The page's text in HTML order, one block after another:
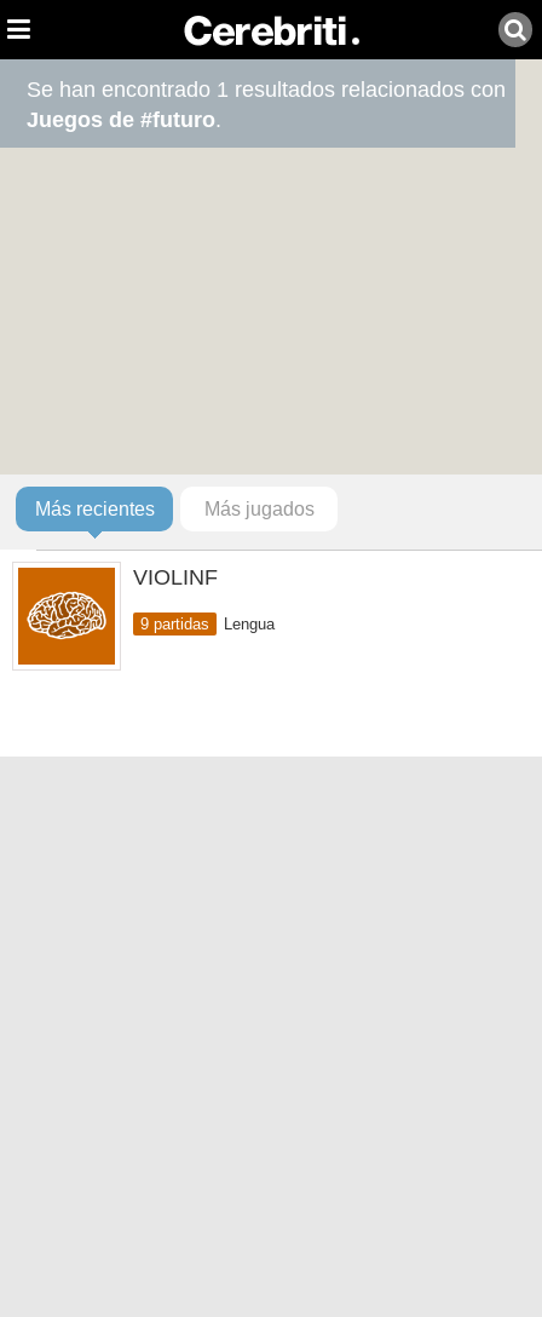
Se han encontrado 1 resultados relacionados con
Juegos de #futuro.
Más recientes Más jugados
VIOLINF
9 partidas Lengua